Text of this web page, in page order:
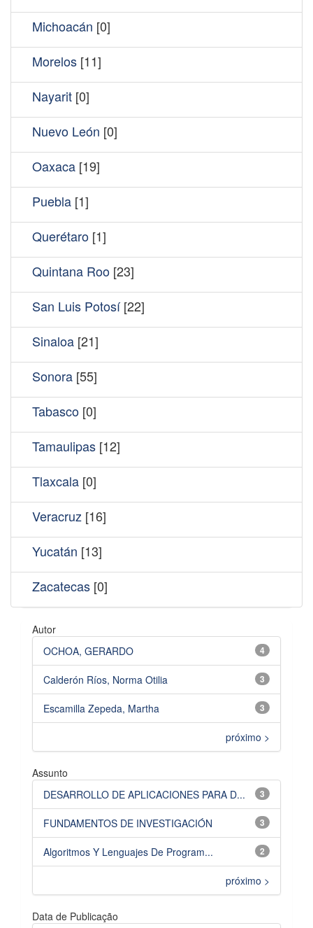
Michoacán [0]
Morelos [11]
Nayarit [0]
Nuevo León [0]
Oaxaca [19]
Puebla [1]
Querétaro [1]
Quintana Roo [23]
San Luis Potosí[22]
Sinaloa [21]
Sonora [55]
Tabasco [0]
Tamaulipas [12]
Tlaxcala [0]
Veracruz [16]
Yucatán [13]
Zacatecas [0]
Autor
4
OCHOA, GERARDO
3
Calderón Ríos, Norma Otilia
3
Escamilla Zepeda, Martha
próximo >
Assunto
3
DESARROLLO DE APLICACIONES PARA D...
3
FUNDAMENTOS DE INVESTIGACIÓN
2
Algoritmos Y Lenguajes De Program...
próximo >
Data de Publicação